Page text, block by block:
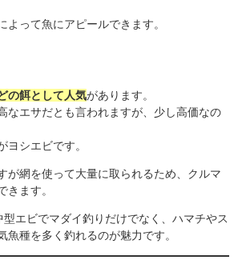
よって魚にアピールできます。
の餌として人気があります。
なエサだとも言われますが、少し高価なの
ヨシエビです。
が網を使って大量に取られるため、クルマ
きます。
エビでマダイ釣りだけでなく、ハマチやス
魚種を多く釣れるのが魅力です。